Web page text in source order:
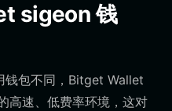
sigeon 钱
钱包不同，Bitget Wallet
高速、低费率环境，这对